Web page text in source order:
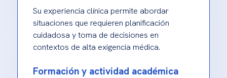
Su experiencia clínica permite abordar
situaciones que requieren planificación
cuidadosa y toma de decisiones en
contextos de alta exigencia médica.
Formación y actividad académica